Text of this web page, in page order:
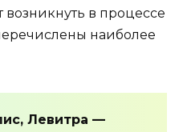
в процессе
наиболее
Левитра —